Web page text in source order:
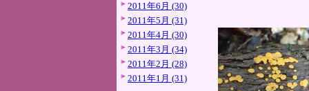
2011年6月 (30)
2011年5月 (31)
2011年4月 (30)
2011年3月 (34)
2011年2月 (28)
2011年1月 (31)